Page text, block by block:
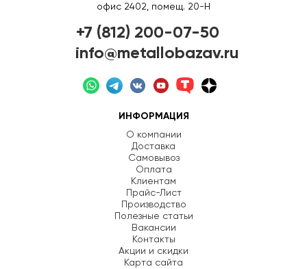
офис 2402, помещ. 20-Н
+7 (812) 200-07-50
info@metallobazav.ru
ИНФОРМАЦИЯ
О компании
Доставка
Самовывоз
Оплата
Клиентам
Прайс-Лист
Производство
Полезные статьи
Вакансии
Контакты
Акции и скидки
Карта сайта